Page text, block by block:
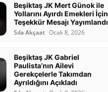
Beşiktaş JK Mert Günok ile
Yollarını Ayırdı Emekleri İçin
Teşekkür Mesajı Yayımlandı
Sıla Akçaat Ocak 8, 2026
Beşiktaş JK Gabriel
Paulista’nın Ailevi
Gerekçelerle Takımdan
Ayrıldığını Açıkladı